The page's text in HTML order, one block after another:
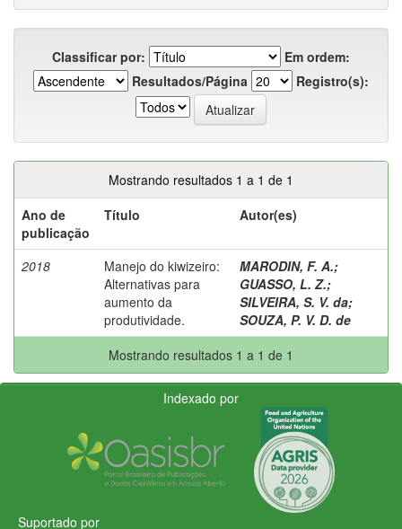
Classificar por:
Em ordem:
Resultados/Página
Registro(s):
Mostrando resultados 1 a 1 de 1
Ano de
publicação
Título Autor(es)
2018
Manejo do kiwizeiro:
Alternativas para
aumento da
produtividade.
MARODIN, F. A.;
GUASSO, L. Z.;
SILVEIRA, S. V. da;
SOUZA, P. V. D. de
Mostrando resultados 1 a 1 de 1
Indexado por
Suportado por